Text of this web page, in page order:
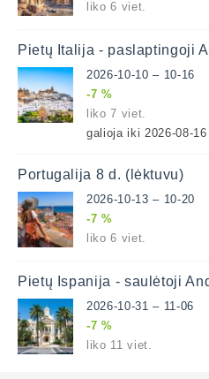
liko 6 viet.
Pietų Italija - paslaptingoji
2026-10-10 – 10-16
-7 %
liko 7 viet.
galioja iki 2026-08-16
Portugalija 8 d. (lėktuvu)
2026-10-13 – 10-20
-7 %
liko 6 viet.
Pietų Ispanija - saulėtoji
2026-10-31 – 11-06
-7 %
liko 11 viet.